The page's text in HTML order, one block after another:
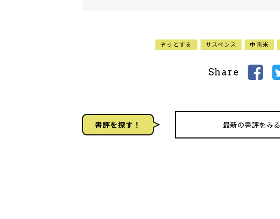
ぞっとする サスペンス 中南米
Share
書評を探す！ 最新の書評をみる